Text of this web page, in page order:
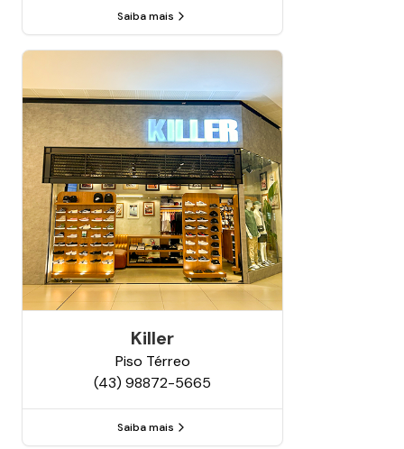
Saiba mais
Killer
Piso Térreo
(43) 98872-5665
Saiba mais